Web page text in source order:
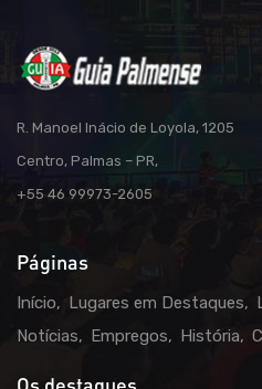
R. Manoel Inácio de Loyola, 1205
Centro, Palmas – PR,
+55 46 99973-2605
Páginas
Início Lugares em Destaques
Notícias
Empregos História